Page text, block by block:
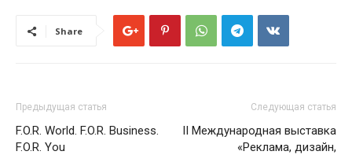
Share
Предыдущая статья
F.O.R. World. F.O.R. Business.
F.O.R. You
Следующая статья
II Международная выставка
«Реклама, дизайн,